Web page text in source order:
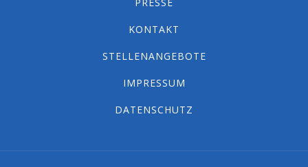
KONTAKT
STELLENANGEBOTE
IMPRESSUM
DATENSCHUTZ